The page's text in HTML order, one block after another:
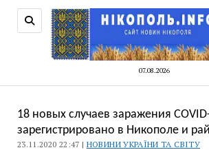
07.08.2026
18 новых случаев заражения
зарегистрировано в Никополе и
23.11.2020 22:47 | НОВИНИ УКРАЇНИ ТА СВІТУ